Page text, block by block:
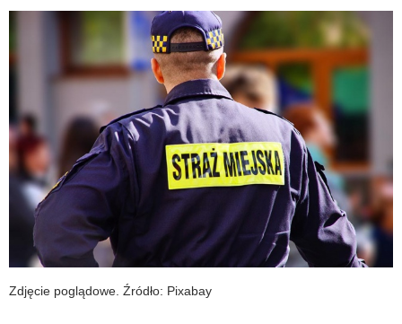
Zdjęcie poglądowe. Źródło: Pixabay